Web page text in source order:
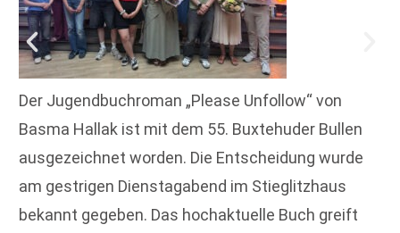
Der Jugendbuchroman „Please Unfollow“ von
Basma Hallak ist mit dem 55. Buxtehuder Bullen
ausgezeichnet worden. Die Entscheidung wurde
am gestrigen Dienstagabend im Stieglitzhaus
bekannt gegeben. Das hochaktuelle Buch greift